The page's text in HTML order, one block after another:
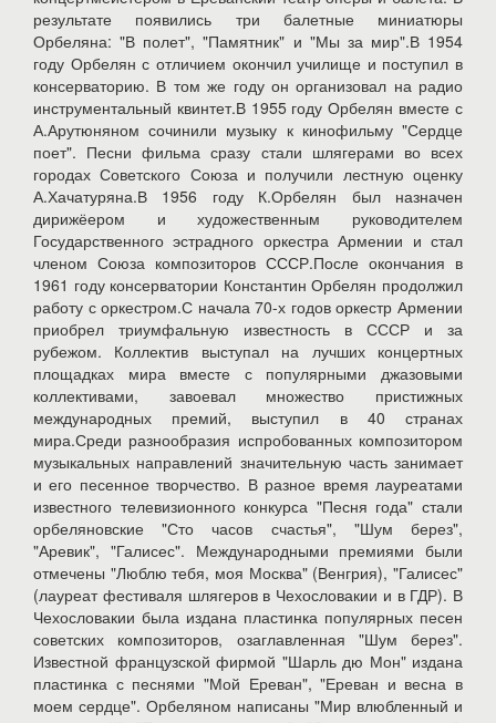
результате появились три балетные миниатюры
Орбеляна: "В полет", "Памятник" и "Мы за мир".В 1954
году Орбелян с отличием окончил училище и поступил в
консерваторию. В том же году он организовал на радио
инструментальный квинтет.В 1955 году Орбелян вместе с
А.Арутюняном сочинили музыку к кинофильму "Сердце
поет". Песни фильма сразу стали шлягерами во всех
городах Советского Союза и получили лестную оценку
А.Хачатуряна.В 1956 году К.Орбелян был назначен
дирижёером и художественным руководителем
Государственного эстрадного оркестра Армении и стал
членом Союза композиторов СССР.После окончания в
1961 году консерватории Константин Орбелян продолжил
работу с оркестром.С начала 70-х годов оркестр Армении
приобрел триумфальную известность в СССР и за
рубежом. Коллектив выступал на лучших концертных
площадках мира вместе с популярными джазовыми
коллективами, завоевал множество пристижных
международных премий, выступил в 40 странах
мира.Среди разнообразия испробованных композитором
музыкальных направлений значительную часть занимает
и его песенное творчество. В разное время лауреатами
известного телевизионного конкурса "Песня года" стали
орбеляновские "Сто часов счастья", "Шум берез",
"Аревик", "Галисес". Международными премиями были
отмечены "Люблю тебя, моя Москва" (Венгрия), "Галисес"
(лауреат фестиваля шлягеров в Чехословакии и в ГДР). В
Чехословакии была издана пластинка популярных песен
советских композиторов, озаглавленная "Шум берез".
Известной французской фирмой "Шарль дю Мон" издана
пластинка с песнями "Мой Ереван", "Ереван и весна в
моем сердце". Орбеляном написаны "Мир влюбленный и